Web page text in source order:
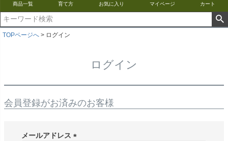
商品一覧 育て方 お気に入り マイページ カート
TOPページへ ログイン
ログイン
会員登録がお済みのお客様
メールアドレス